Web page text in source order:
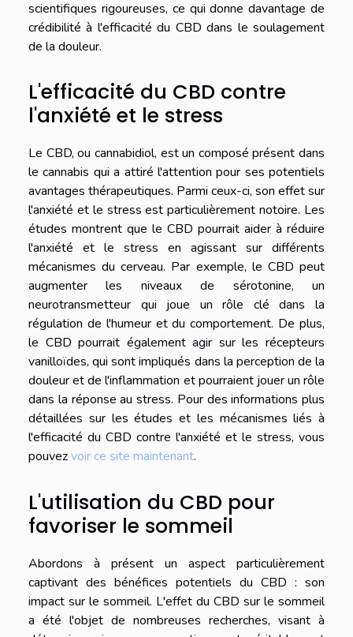
scientifiques rigoureuses, ce qui donne davantage de
crédibilité à l'efficacité du CBD dans le soulagement
de la douleur.
L'efficacité du CBD contre
l'anxiété et le stress
Le CBD, ou cannabidiol, est un composé présent dans
le cannabis qui a attiré l'attention pour ses potentiels
avantages thérapeutiques. Parmi ceux-ci, son effet sur
l'anxiété et le stress est particulièrement notoire. Les
études montrent que le CBD pourrait aider à réduire
l'anxiété et le stress en agissant sur différents
mécanismes du cerveau. Par exemple, le CBD peut
augmenter les niveaux de sérotonine, un
neurotransmetteur qui joue un rôle clé dans la
régulation de l'humeur et du comportement. De plus,
le CBD pourrait également agir sur les récepteurs
vanilloïdes, qui sont impliqués dans la perception de la
douleur et de l'inflammation et pourraient jouer un rôle
dans la réponse au stress. Pour des informations plus
détaillées sur les études et les mécanismes liés à
l'efficacité du CBD contre l'anxiété et le stress, vous
pouvezvoir ce site maintenant.
L'utilisation du CBD pour
favoriser le sommeil
Abordons à présent un aspect particulièrement
captivant des bénéfices potentiels du CBD : son
impact sur le sommeil. L'effet du CBD sur le sommeil
a été l'objet de nombreuses recherches, visant à